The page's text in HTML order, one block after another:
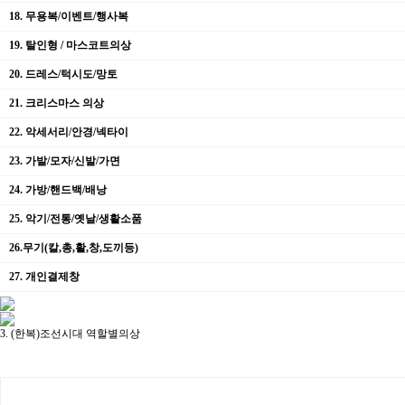
18. 무용복/이벤트/행사복
19. 탈인형 / 마스코트의상
20. 드레스/턱시도/망토
21. 크리스마스 의상
22. 악세서리/안경/넥타이
23. 가발/모자/신발/가면
24. 가방/핸드백/배낭
25. 악기/전통/옛날/생활소품
26.무기(칼,총,활,창,도끼등)
27. 개인결제창
3. (한복)조선시대 역할별의상